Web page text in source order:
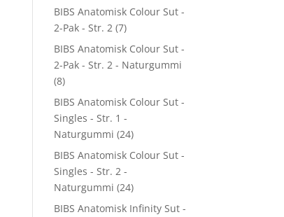
BIBS Anatomisk Colour Sut -
2-Pak - Str. 2 (7)
BIBS Anatomisk Colour Sut -
2-Pak - Str. 2 - Naturgummi
(8)
BIBS Anatomisk Colour Sut -
Singles - Str. 1 -
Naturgummi (24)
BIBS Anatomisk Colour Sut -
Singles - Str. 2 -
Naturgummi (24)
BIBS Anatomisk Infinity Sut -